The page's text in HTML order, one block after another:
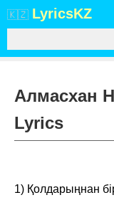
🇰🇿 LyricsKZ
Алмасхан
Lyrics
1) Қолдарыңнан